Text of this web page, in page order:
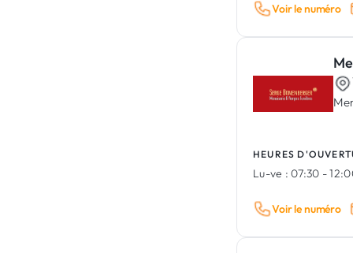
Voir le numéro
HEURES
Lu-ve : 07:30 -
Voir le numéro